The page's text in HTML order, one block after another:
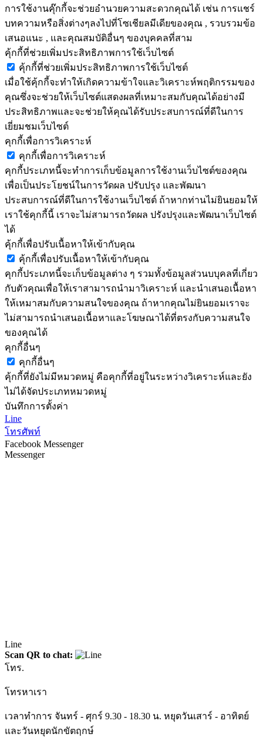
การใช้งานคุ๊กกี้จะช่วยอำนวยความสะดวกคุณได้ เช่น การแชร์
บทความหรือสิ่งต่างๆลงไปที่โซเชียลมีเดียของคุณ , รวบรวมข้อ
เสนอแนะ , และคุณสมบัติอื่นๆ ของบุคคลที่สาม
คุ้กกี้ที่ช่วยเพิ่มประสิทธิภาพการใช้เว็บไซต์
คุ้กกี้ที่ช่วยเพิ่มประสิทธิภาพการใช้เว็บไซต์
เมื่อใช้คุ้กกี้จะทำให้เกิดความข้าใจและวิเคราะห์พฤติกรรมของ
คุณซึ่งจะช่วยให้เว็บไซต์แสดงผลที่เหมาะสมกับคุณได้อย่างมี
ประสิทธิภาพและจะช่วยให้คุณได้รับประสบการณ์ที่ดีในการ
เยี่ยมชมเว็บไซต์
คุกกี้เพื่อการวิเคราะห์
คุกกี้เพื่อการวิเคราะห์
คุกกี้ประเภทนี้จะทำการเก็บข้อมูลการใช้งานเว็บไซต์ของคุณ
เพื่อเป็นประโยชน์ในการวัดผล ปรับปรุง และพัฒนา
ประสบการณ์ที่ดีในการใช้งานเว็บไซต์ ถ้าหากท่านไม่ยินยอมให้
เราใช้คุกกี้นี้ เราจะไม่สามารถวัดผล ปรังปรุงและพัฒนาเว็บไซต์
ได้
คุ้กกี้เพื่อปรับเนื้อหาให้เข้ากับคุณ
คุ้กกี้เพื่อปรับเนื้อหาให้เข้ากับคุณ
คุกกี้ประเภทนี้จะเก็บข้อมูลต่าง ๆ รวมทั้งข้อมูลส่วนบบุคลที่เกี่ยว
กับตัวคุณเพื่อให้เราสามารถนำมาวิเคราะห์ และนำเสนอเนื้อหา
ให้เหมาสมกับความสนใจของคุณ ถ้าหากคุณไม่ยินยอมเราจะ
ไม่สามารถนำเสนอเนื้อหาและโฆษณาได้ที่ตรงกับความสนใจ
ของคุณได้
คุกกี้อื่นๆ
คุกกี้อื่นๆ
คุ้กกี้ที่ยังไม่มีหมวดหมู่ คือคุกกี้ที่อยู่ในระหว่างวิเคราะห์และยัง
ไม่ได้จัดประเภทหมวดหมู่
บันทึกการตั้งค่า
Line
โทรศัพท์
Facebook Messenger
Messenger
Line
Scan QR to chat:
โทร.
โทรหาเรา
เวลาทำการ จันทร์ - ศุกร์ 9.30 - 18.30 น. หยุดวันเสาร์ - อาทิตย์
และวันหยุดนักขัตฤกษ์